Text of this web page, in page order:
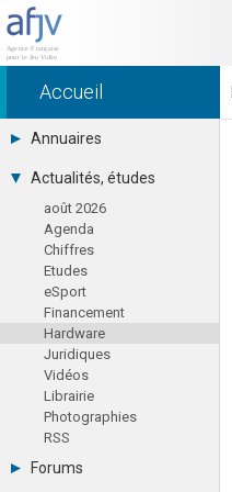
Accueil
Annuaires
Toutes les sociétés (691)
Studios (418)
Editeurs (49)
Distributeurs (16)
Hard. / Accessoires (10)
Middlewares (15)
Prestataires (99)
Assoc. / Syndicats (21)
Formations / Ecoles (46)
Presse spécialisée (17)
Actualités, études
août 2026
Agenda
Chiffres
Etudes
eSport
Financement
Hardware
Juridiques
Vidéos
Librairie
Photographies
RSS
Forums